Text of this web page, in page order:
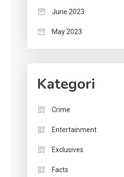
June 2023
May 2023
Kategori
Crime
Entertainment
Exclusives
Facts